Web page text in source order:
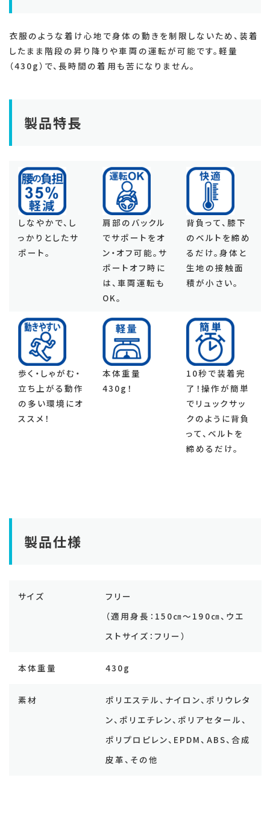
衣服のような着け心地で身体の動きを制限しないため、装着
したまま階段の昇り降りや車両の運転が可能です。軽量
（430g）で、長時間の着用も苦になりません。
製品特長
しなやかで、し
っかりとしたサ
ポート。
肩部のバックル
でサポートをオ
ン・オフ可能。サ
ポートオフ時に
は、車両運転も
OK。
背負って、膝下
のベルトを締め
るだけ。身体と
生地の接触面
積が小さい。
歩く・しゃがむ・
立ち上がる動作
の多い環境にオ
ススメ！
本体重量
430g！
10秒で装着完
了！操作が簡単
でリュックサッ
クのように背負
って、ベルトを
締めるだけ。
製品仕様
サイズ
フリー
（適用身長：150㎝～190㎝、ウエ
ストサイズ：フリー）
本体重量 430g
素材
ポリエステル、ナイロン、ポリウレタ
ン、ポリエチレン、ポリアセタール、
ポリプロピレン、EPDM、ABS、合成
皮革、その他